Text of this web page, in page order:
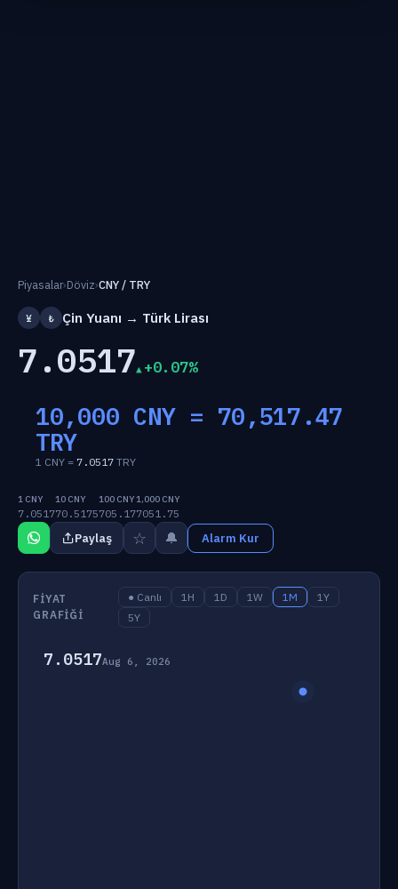
Piyasalar›Döviz›CNY / TRY
¥ ₺ Çin Yuanı → Türk Lirası
7.0517 +0.07%
10,000 CNY = 70,517.47
TRY
1 CNY = 7.0517 TRY
1 CNY
7.0517
10 CNY
70.5175
100 CNY
705.17
1,000 CNY
7051.75
Paylaş ☆ 🔔 Alarm Kur
FIYAT
GRAFIĞI
● Canlı 1H 1D 1W 1M
1Y
5Y
7.0517Aug 6, 2026